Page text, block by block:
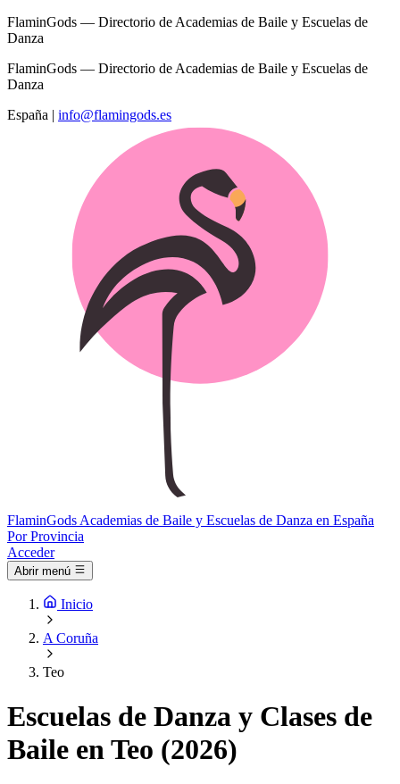
FlaminGods — Directorio de Academias de Baile y Escuelas de
Danza
FlaminGods — Directorio de Academias de Baile y Escuelas de
Danza
España | info@flamingods.es
FlaminGods Academias de Baile y Escuelas de Danza en España
Por Provincia
Acceder
Abrir menú
Inicio
A Coruña
Teo
Escuelas de Danza y Clases de
Baile en Teo (2026)